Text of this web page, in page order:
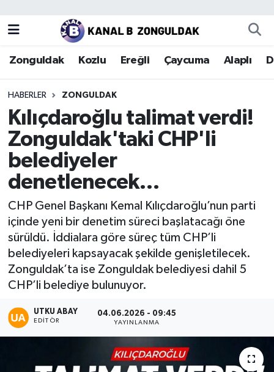
Zonguldak Kozlu Ereğli Çaycuma Alaplı
HABERLER ZONGULDAK
Kılıçdaroğlu talimat verdi!
Zonguldak'taki CHP'li
belediyeler
denetlenecek…
CHP Genel Başkanı Kemal Kılıçdaroğlu’nun parti
içinde yeni bir denetim süreci başlatacağı öne
sürüldü. İddialara göre süreç tüm CHP’li
belediyeleri kapsayacak şekilde genişletilecek.
Zonguldak’ta ise Zonguldak belediyesi dahil 5
CHP’li belediye bulunuyor.
UTKU ABAY
EDITÖR
04.06.2026 - 09:45
YAYINLANMA
Zonguldak
Kozlu
Ereğli
Çaycuma
Alaplı
Devrek
Gökçebey
Bartın
Zonguldak Nöbetçi Eczaneler
Zonguldak Hava Durumu
Zonguldak Trafik Yoğunluk Haritası
Puan Durumu ve Fikstür
Tüm Manşetler
Son Dakika Haberleri
Haber Arşivi